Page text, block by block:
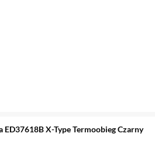
X-Type Termoobieg Czarny